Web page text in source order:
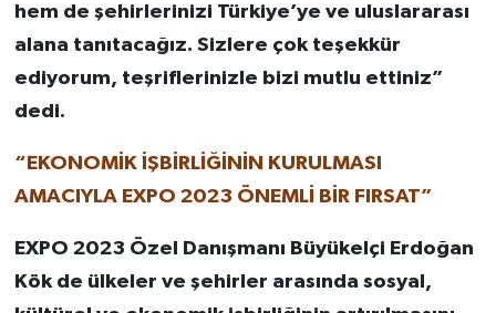
hem de şehirlerinizi Türkiye’ye ve uluslararası
alana tanıtacağız. Sizlere çok teşekkür
ediyorum, teşriflerinizle bizi mutlu ettiniz”
dedi.
“EKONOMİK İŞBİRLİĞİNİN KURULMASI
AMACIYLA EXPO 2023 ÖNEMLİ BİR FIRSAT”
EXPO 2023 Özel Danışmanı Büyükelçi Erdoğan
Kök de ülkeler ve şehirler arasında sosyal,